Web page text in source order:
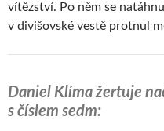
vítězství. Po něm se
v divišovské vestě protnul
Daniel Klíma žertuje
s číslem sedm: